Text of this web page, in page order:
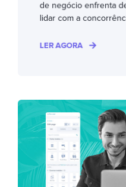
de negócio enfrenta
lidar com a
LER AGORA